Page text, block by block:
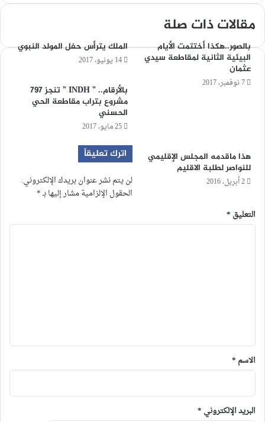
مقالات ذات صلة
بالصور..هكذا أختتمت الأيام
البيئية الثانية لمقاطعة سيدي
عثمان
7 نوفمبر، 2017
الملك يترأس حفل المولد النبوي
14 يونيو، 2017
بالأرقام.. ” INDH ” تنجز 797
مشروع بتراب مقاطعة الحي
الحسني
25 مايو، 2017
هذا ماقدمه المجلس الإقليمي
للنواصر لطلبة الاقليم
2 أبريل، 2016
اترك تعليقاً
لن يتم نشر عنوان بريدك الإلكتروني.
الحقول الإلزامية مشار إليها بـ*
التعليق *
الاسم *
البريد الإلكتروني *